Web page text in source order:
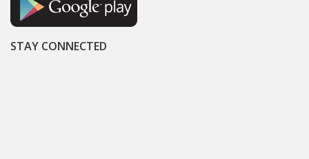
STAY CONNECTED